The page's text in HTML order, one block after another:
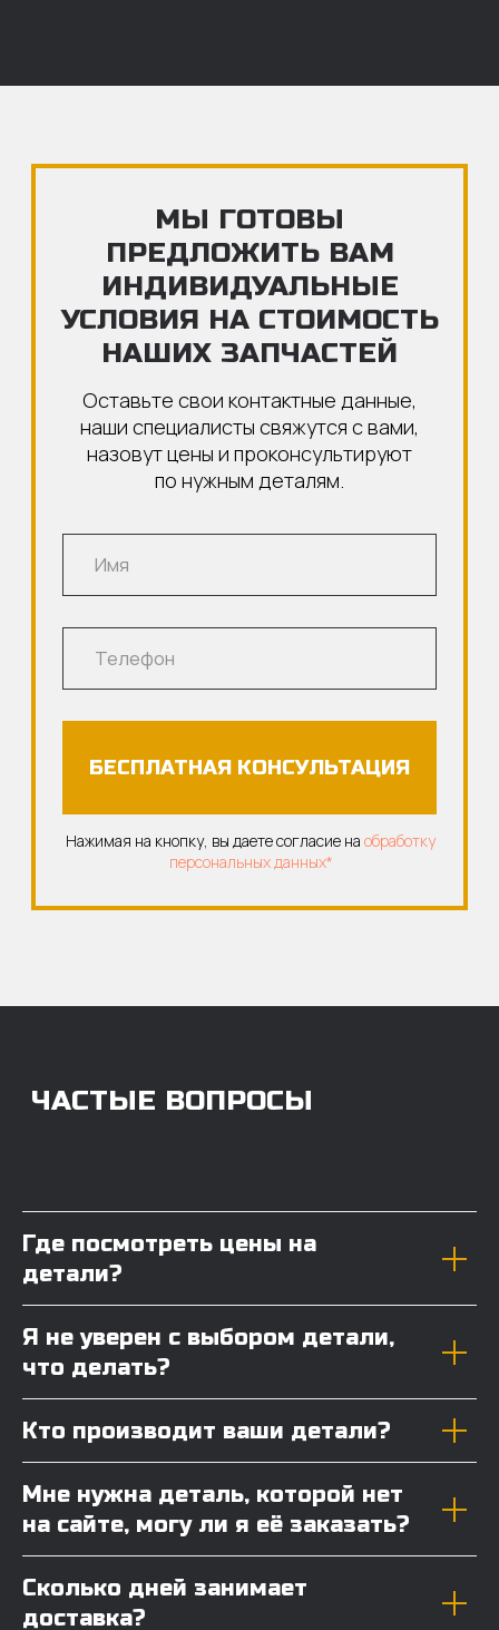
Где посмотреть цены на
детали?
Я не уверен с выбором детали,
что делать?
Кто производит ваши детали?
Мне нужна деталь, которой нет
на сайте, могу ли я её заказать?
Сколько дней занимает
доставка?